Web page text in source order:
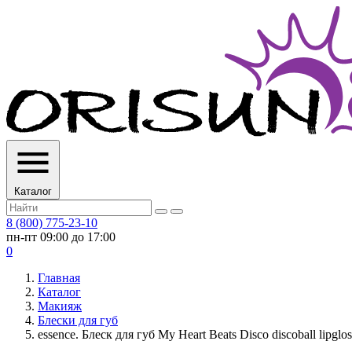
Каталог
8 (800) 775-23-10
пн-пт 09:00 до 17:00
0
Главная
Каталог
Макияж
Блески для губ
essence. Блеск для губ My Heart Beats Disco discoball